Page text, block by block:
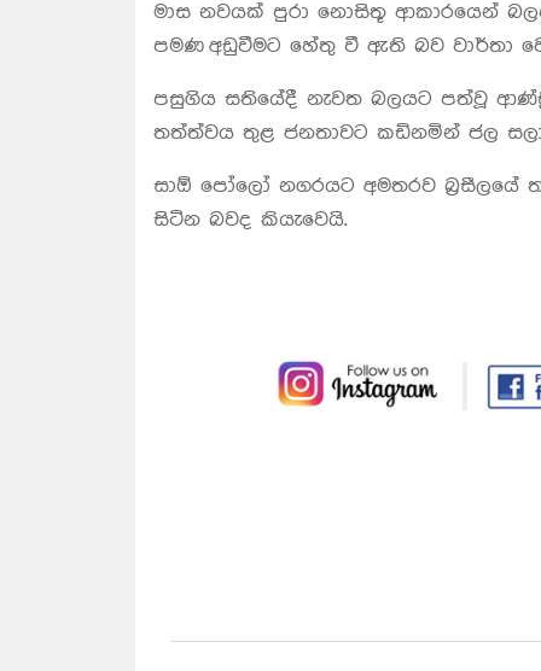
මාස නවයක් පුරා නොසිතූ ආකාරයෙන්
පමණ අඩුවීමට හේතු වී ඇති බව වාර්තා
පසුගිය සතියේදී නැවත බලයට පත්වූ
තත්ත්වය තුළ ජනතාවට කඩිනමින් ජල
සාඕ පෝලෝ නගරයට අමතරව බ්‍රසීලයේ
සිටින බවද කියැවෙයි.